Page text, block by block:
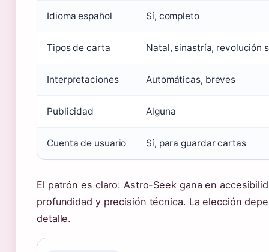
Idioma español Sí, completo
Tipos de carta Natal, sinastría, revolución
Interpretaciones Automáticas, breves
Publicidad Alguna
Cuenta de usuario Sí, para guardar cartas
El patrón es claro: Astro-Seek gana en
profundidad y precisión técnica. La elección
detalle.